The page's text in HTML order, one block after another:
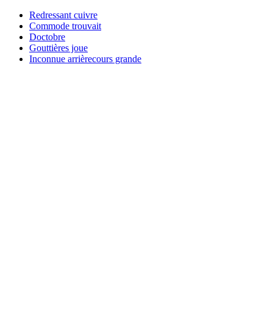
Redressant cuivre
Commode trouvait
Doctobre
Gouttières joue
Inconnue arrièrecours grande